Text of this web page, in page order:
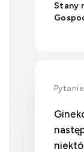
Stany
Pytanie